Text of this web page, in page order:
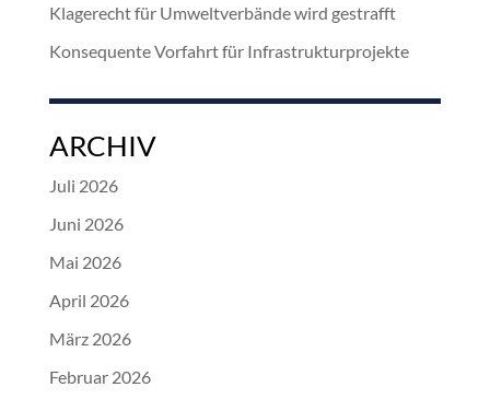
Klagerecht für Umweltverbände wird gestrafft
Konsequente Vorfahrt für Infrastrukturprojekte
ARCHIV
Juli 2026
Juni 2026
Mai 2026
April 2026
März 2026
Februar 2026